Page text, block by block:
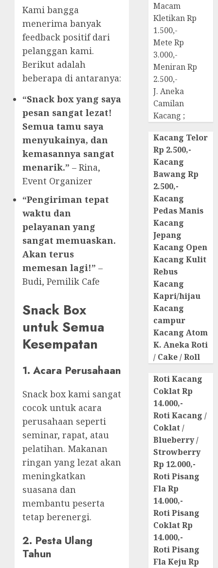
Kami bangga
menerima banyak
feedback positif dari
pelanggan kami.
Berikut adalah
beberapa di antaranya:
“Snack box yang saya
pesan sangat lezat!
Semua tamu saya
menyukainya, dan
kemasannya sangat
menarik.” – Rina,
Event Organizer
“Pengiriman tepat
waktu dan
pelayanan yang
sangat memuaskan.
Akan terus
memesan lagi!” –
Budi, Pemilik Cafe
Snack Box
untuk Semua
Kesempatan
1. Acara Perusahaan
Snack box kami sangat
cocok untuk acara
perusahaan seperti
seminar, rapat, atau
pelatihan. Makanan
ringan yang lezat akan
meningkatkan
suasana dan
membantu peserta
tetap berenergi.
2. Pesta Ulang
Tahun
Macam
Kletikan Rp
1.500,-
Mete Rp
3.000,-
Meniran Rp
2.500,-
J. Aneka
Camilan
Kacang ;
Kacang Telor
Rp 2.500,-
Kacang
Bawang Rp
2.500,-
Kacang
Pedas Manis
Kacang
Jepang
Kacang Open
Kacang Kulit
Rebus
Kacang
Kapri/hijau
Kacang
campur
Kacang Atom
K. Aneka Roti
/ Cake / Roll
Roti Kacang
Coklat Rp
14.000,-
Roti Kacang /
Coklat /
Blueberry /
Strowberry
Rp 12.000,-
Roti Pisang
Fla Rp
14.000,-
Roti Pisang
Coklat Rp
14.000,-
Roti Pisang
Fla Keju Rp